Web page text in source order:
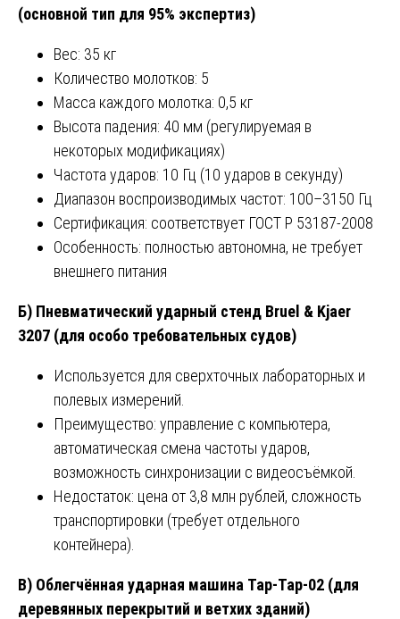
(основной тип для 95% экспертиз)
Вес: 35 кг
Количество молотков: 5
Масса каждого молотка: 0,5 кг
Высота падения: 40 мм (регулируемая в
некоторых модификациях)
Частота ударов: 10 Гц (10 ударов в секунду)
Диапазон воспроизводимых частот: 100–3150 Гц
Сертификация: соответствует ГОСТ Р 53187-2008
Особенность: полностью автономна, не требует
внешнего питания
Б) Пневматический ударный стенд Bruel & Kjaer
3207 (для особо требовательных судов)
Используется для сверхточных лабораторных и
полевых измерений.
Преимущество: управление с компьютера,
автоматическая смена частоты ударов,
возможность синхронизации с видеосъёмкой.
Недостаток: цена от 3,8 млн рублей, сложность
транспортировки (требует отдельного
контейнера).
В) Облегчённая ударная машина Tap-Tap-02 (для
деревянных перекрытий и ветхих зданий)